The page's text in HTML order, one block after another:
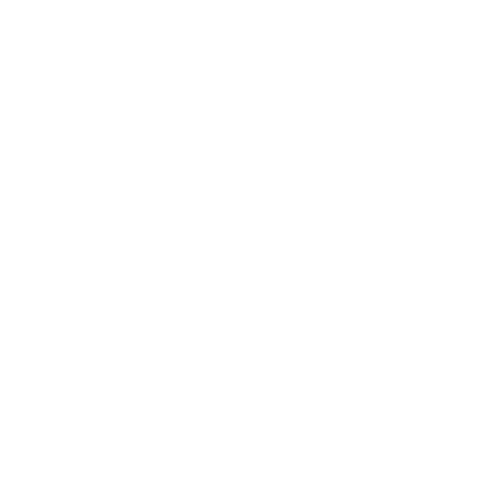
så att den passar dina
mål, instruktioner och utdataexempel.
skapa en Flex-uppmaningmall.
av offerter eftersom viktiga diskussioner om produkter och
För att lösa detta problem använder Salesforce-
produktomnämnanden för att automatisera identifieringen av
och distribuera den som en agentåtgärd låter Salesforce-
från säljprojektbeskrivningen för att påskynda offertprocessen.